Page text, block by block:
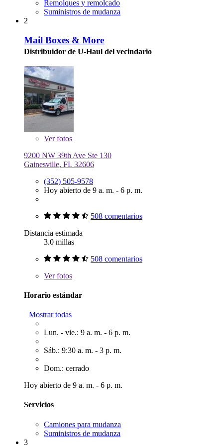
Remolques y remolcado
Suministros de mudanza
2
Mail Boxes & More
Distribuidor de U-Haul del vecindario
Verfotos
9200 NW 39th Ave Ste 130
Gainesville, FL 32606
(352) 505-9578
Hoy abierto de 9 a. m. - 6 p. m.
508 comentarios
Distancia estimada
3.0 millas
508 comentarios
Verfotos
Horario estándar
Mostrar todas
Lun. - vie.: 9 a. m. - 6 p. m.
Sáb.: 9:30 a. m. - 3 p. m.
Dom.: cerrado
Hoy abierto de 9 a. m. - 6 p. m.
Servicios
Camiones para mudanza
Suministros de mudanza
3